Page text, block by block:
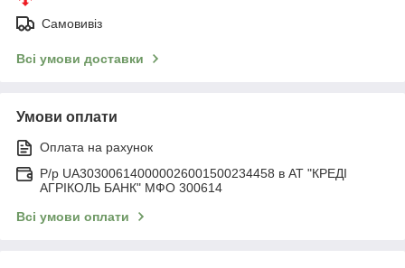
Самовивіз
Всі умови доставки
Умови оплати
Оплата на рахунок
Р/р UA303006140000026001500234458 в АТ "КРЕДІ
АГРІКОЛЬ БАНК" МФО 300614
Всі умови оплати